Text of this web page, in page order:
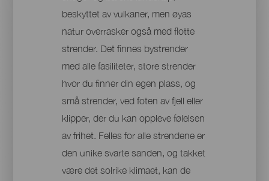
beskyttet av vulkaner, men øyas
natur overrasker også med flotte
strender. Det finnes bystrender
med alle fasiliteter, store strender
hvor du finner din egen plass, og
små strender, ved foten av fjell eller
klipper, der du kan oppleve følelsen
av frihet. Felles for alle strendene er
den unike svarte sanden, og takket
være det solrike klimaet, kan de